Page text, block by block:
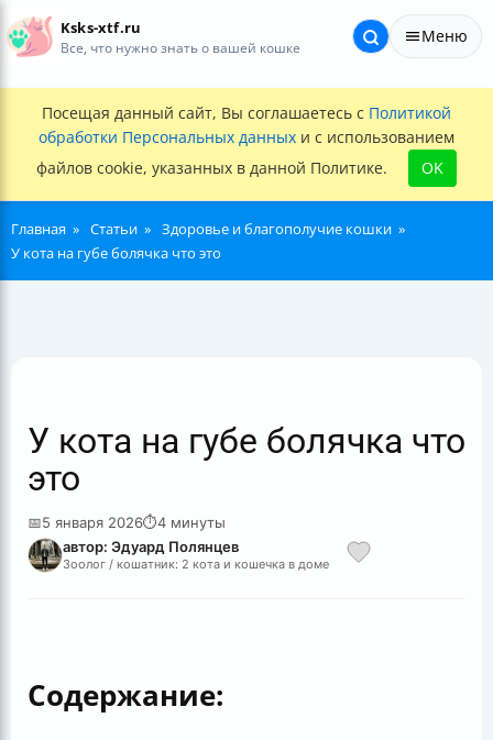
Ksks-xtf.ru
Все, что нужно знать о вашей кошке
Меню
Посещая данный сайт, Вы соглашаетесь с Политикой
обработки Персональных данных и с использованием
файлов cookie, указанных в данной Политике.
OK
Главная Статьи
Здоровье и благополучие кошки
У кота на губе болячка что это
У кота на губе болячка что
это
📅5 января 2026⏱4 минуты
автор: Эдуард Полянцев
Зоолог / кошатник: 2 кота и кошечка в доме
Содержание: